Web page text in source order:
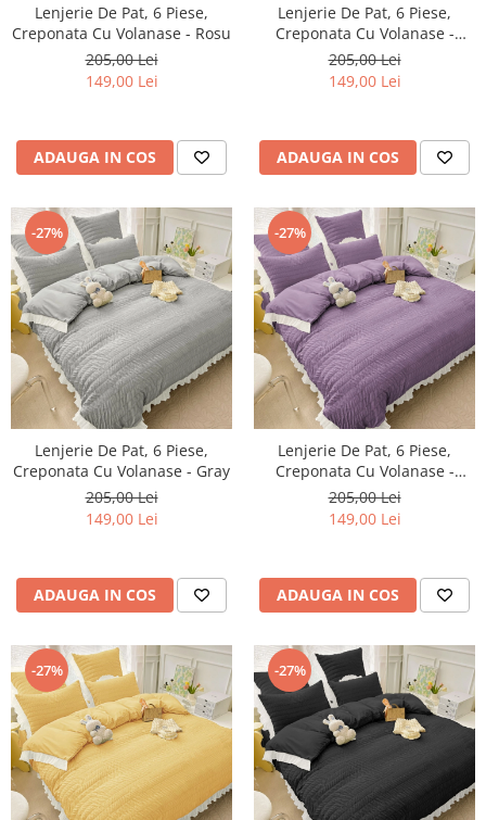
Lenjerie De Pat, 6 Piese,
Creponata Cu Volanase - Rosu
205,00 Lei
149,00 Lei
ADAUGA IN COS
Lenjerie De Pat, 6 Piese,
Creponata Cu Volanase -
Negru
205,00 Lei
149,00 Lei
ADAUGA IN COS
-27%
Lenjerie De Pat, 6 Piese,
Creponata Cu Volanase - Gray
205,00 Lei
149,00 Lei
ADAUGA IN COS
-27%
Lenjerie De Pat, 6 Piese,
Creponata Cu Volanase -
Mauve
205,00 Lei
149,00 Lei
ADAUGA IN COS
-27% -27%